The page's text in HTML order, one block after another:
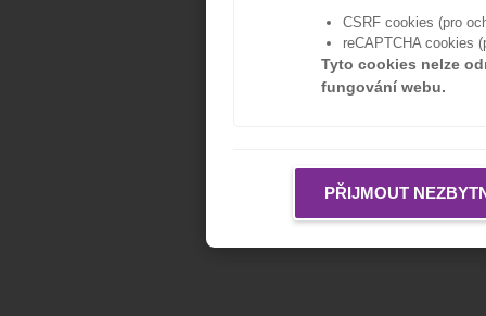
CSRF cookies (pro
reCAPTCHA cookies
Tyto cookies nelze
fungování webu.
PŘIJMOUT